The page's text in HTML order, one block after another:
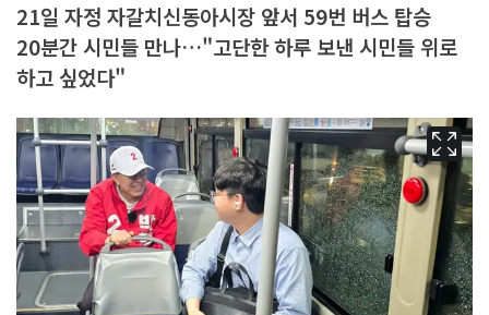
21일 자정 자갈치신동아시장 앞서 59번 버스 탑승
20분간 시민들 만나…"고단한 하루 보낸 시민들 위로
하고 싶었다"